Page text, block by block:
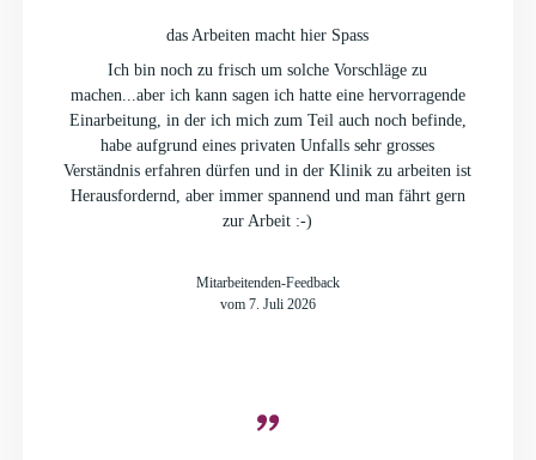
das Arbeiten macht hier Spass
Ich bin noch zu frisch um solche Vorschläge zu
machen...aber ich kann sagen ich hatte eine hervorragende
Einarbeitung, in der ich mich zum Teil auch noch befinde,
habe aufgrund eines privaten Unfalls sehr grosses
Verständnis erfahren dürfen und in der Klinik zu arbeiten ist
Herausfordernd, aber immer spannend und man fährt gern
zur Arbeit :-)
Mitarbeitenden-Feedback
vom 7. Juli 2026